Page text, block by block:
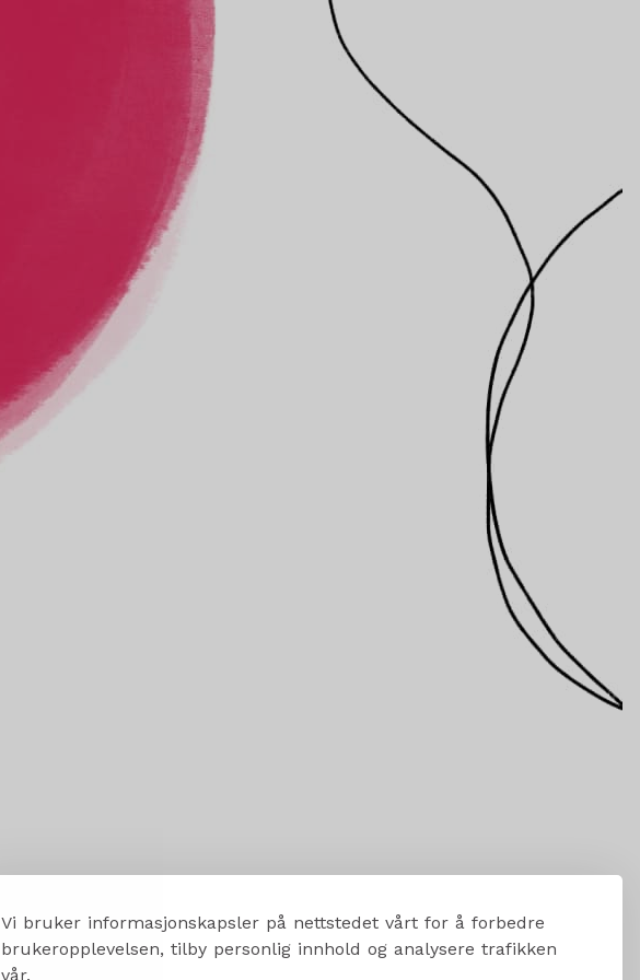
Vi bruker informasjonskapsler på nettstedet vårt for å forbedre
brukeropplevelsen, tilby personlig innhold og analysere trafikken
vår.